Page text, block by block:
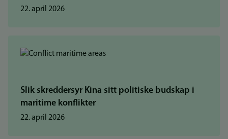
22. april 2026
Slik skreddersyr Kina sitt politiske budskap i
maritime konflikter
22. april 2026